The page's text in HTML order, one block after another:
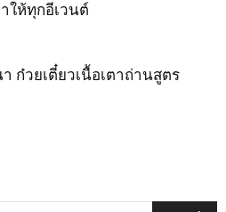
ให้ทุกอีเวนต์
ก๋วยเตี๋ยวเนื้อเตาถ่านสูตร